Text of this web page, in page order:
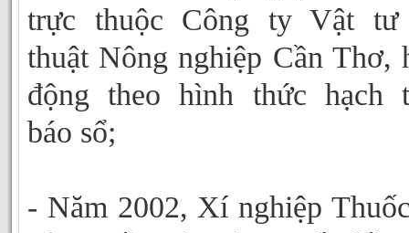
trực thuộc Công ty Vật
thuật Nông nghiệp Cần Thơ,
động theo hình thức hạch
báo sổ;
- Năm 2002, Xí nghiệp